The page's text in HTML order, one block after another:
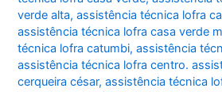
verde alta,assistência técnica lofra
assistência técnica lofra casa verde
técnica lofra catumbi,assistência
assistência técnica lofra centro.
cerqueira césar,assistência técnica